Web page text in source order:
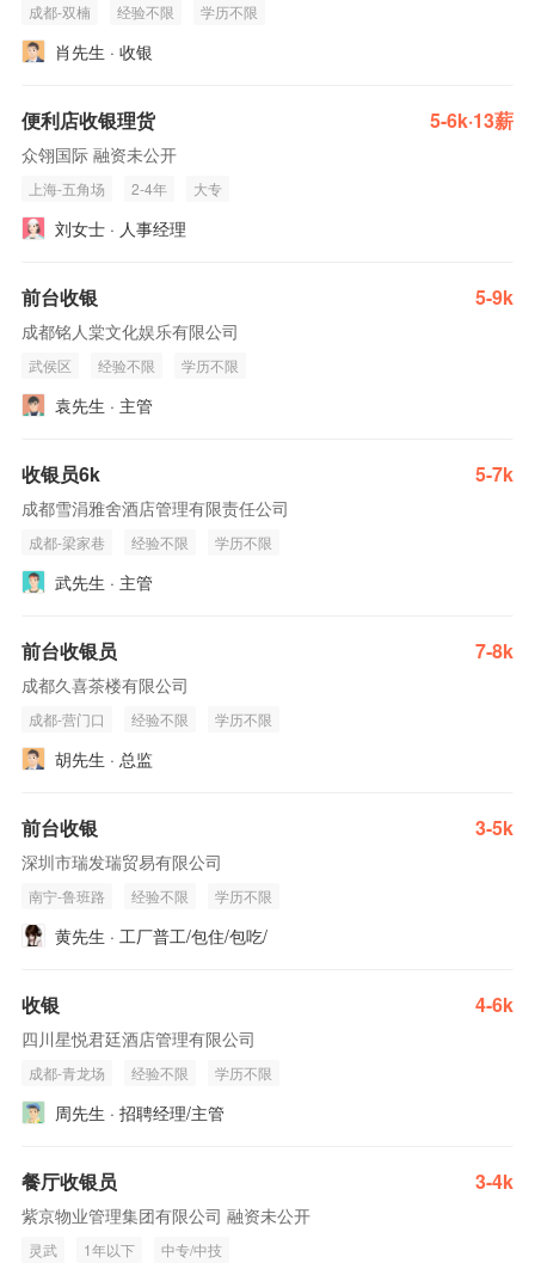
成都-双楠 经验不限 学历不限
肖先生 · 收银
便利店收银理货 5-6k·13薪
众翎国际 融资未公开
上海-五角场 2-4年 大专
刘女士 · 人事经理
前台收银 5-9k
成都铭人棠文化娱乐有限公司
武侯区 经验不限 学历不限
袁先生 · 主管
收银员6k 5-7k
成都雪涓雅舍酒店管理有限责任公司
成都-梁家巷 经验不限 学历不限
武先生 · 主管
前台收银员 7-8k
成都久喜茶楼有限公司
成都-营门口 经验不限 学历不限
胡先生 · 总监
前台收银 3-5k
深圳市瑞发瑞贸易有限公司
南宁-鲁班路 经验不限 学历不限
黄先生 · 工厂普工/包住/包吃/
收银 4-6k
四川星悦君廷酒店管理有限公司
成都-青龙场 经验不限 学历不限
周先生 · 招聘经理/主管
餐厅收银员 3-4k
紫京物业管理集团有限公司 融资未公开
灵武 1年以下 中专/中技